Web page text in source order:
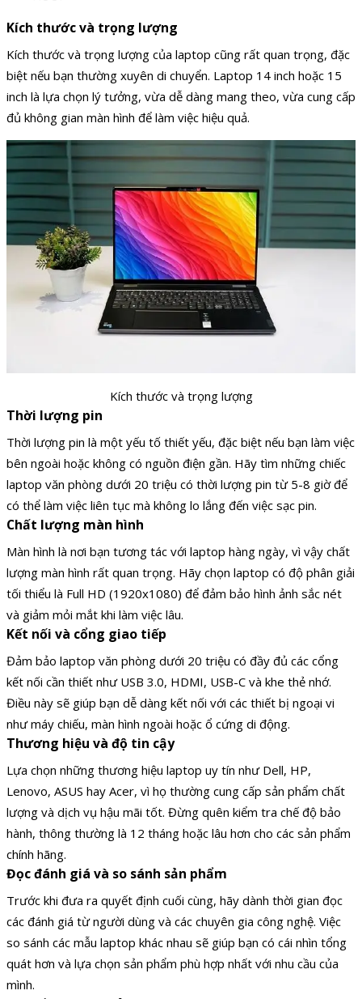
Kích thước và trọng lượng
Kích thước và trọng lượng của laptop cũng rất quan trọng, đặc
biệt nếu bạn thường xuyên di chuyển. Laptop 14 inch hoặc 15
inch là lựa chọn lý tưởng, vừa dễ dàng mang theo, vừa cung cấp
đủ không gian màn hình để làm việc hiệu quả.
Kích thước và trọng lượng
Thời lượng pin
Thời lượng pin là một yếu tố thiết yếu, đặc biệt nếu bạn làm việc
bên ngoài hoặc không có nguồn điện gần. Hãy tìm những chiếc
laptop văn phòng dưới 20 triệu có thời lượng pin từ 5-8 giờ để
có thể làm việc liên tục mà không lo lắng đến việc sạc pin.
Chất lượng màn hình
Màn hình là nơi bạn tương tác với laptop hàng ngày, vì vậy chất
lượng màn hình rất quan trọng. Hãy chọn laptop có độ phân giải
tối thiểu là Full HD (1920x1080) để đảm bảo hình ảnh sắc nét
và giảm mỏi mắt khi làm việc lâu.
Kết nối và cổng giao tiếp
Đảm bảo laptop văn phòng dưới 20 triệu có đầy đủ các cổng
kết nối cần thiết như USB 3.0, HDMI, USB-C và khe thẻ nhớ.
Điều này sẽ giúp bạn dễ dàng kết nối với các thiết bị ngoại vi
như máy chiếu, màn hình ngoài hoặc ổ cứng di động.
Thương hiệu và độ tin cậy
Lựa chọn những thương hiệu laptop uy tín như Dell, HP,
Lenovo, ASUS hay Acer, vì họ thường cung cấp sản phẩm chất
lượng và dịch vụ hậu mãi tốt. Đừng quên kiểm tra chế độ bảo
hành, thông thường là 12 tháng hoặc lâu hơn cho các sản phẩm
chính hãng.
Đọc đánh giá và so sánh sản phẩm
Trước khi đưa ra quyết định cuối cùng, hãy dành thời gian đọc
các đánh giá từ người dùng và các chuyên gia công nghệ. Việc
so sánh các mẫu laptop khác nhau sẽ giúp bạn có cái nhìn tổng
quát hơn và lựa chọn sản phẩm phù hợp nhất với nhu cầu của
mình.